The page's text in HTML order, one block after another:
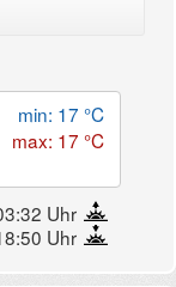
min: 17 °C
max: 17 °C
Uhr
Uhr